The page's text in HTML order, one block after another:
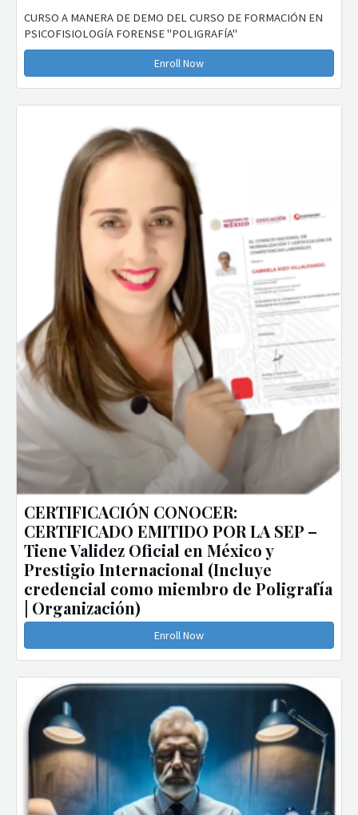
CURSO A MANERA DE DEMO DEL CURSO DE FORMACIÓN EN
PSICOFISIOLOGÍA FORENSE "POLIGRAFÍA"
Enroll Now
CERTIFICACIÓN CONOCER:
CERTIFICADO EMITIDO POR LA SEP –
Tiene Validez Oficial en México y
Prestigio Internacional (Incluye
credencial como miembro de Poligrafía
| Organización)
Enroll Now